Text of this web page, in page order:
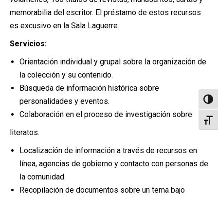
memorabilia del escritor. El préstamo de estos recursos
es excusivo en la Sala Laguerre.
Servicios:
Orientación individual y grupal sobre la organización de
la colección y su contenido.
Búsqueda de información histórica sobre
personalidades y eventos.
Colaboración en el proceso de investigación sobre
literatos.
Localización de información a través de recursos en
línea, agencias de gobierno y contacto con personas de
la comunidad.
Recopilación de documentos sobre un tema bajo